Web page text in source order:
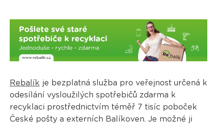
Rebalík je bezplatná služba pro veřejnost určená k
odesílání vysloužilých spotřebičů zdarma k
recyklaci prostřednictvím téměř 7 tisíc poboček
České pošty a externích Balíkoven. Je možné ji